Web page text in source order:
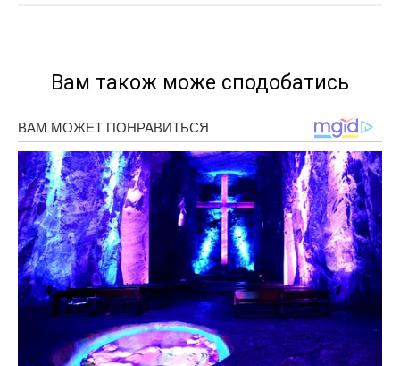
Вам також може сподобатись